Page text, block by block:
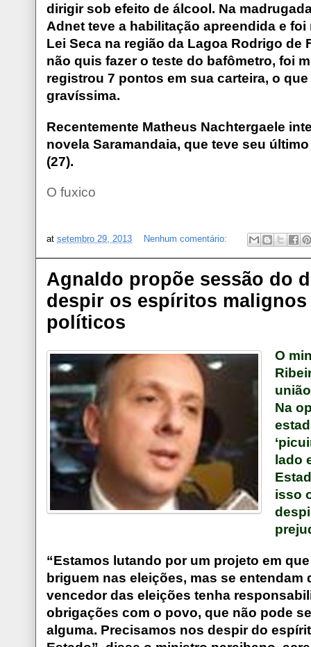
dirigir sob efeito de álcool. Na
Adnet teve a habilitação apreendida e
Lei Seca na região da Lagoa Rodrigo de
não quis fazer o teste do bafômetro, foi
registrou 7 pontos em sua carteira, o
gravíssima.
Recentemente Matheus Nachtergaele
novela Saramandaia, que teve seu
(27).
O fuxico
at setembro 29, 2013 Nenhum comentário:
Agnaldo propõe sessão do
despir os espíritos
políticos
O
Na
lado
isso
“Estamos lutando por um projeto em
briguem nas eleições, mas se entendam
vencedor das eleições tenha
obrigações com o povo, que não pode
alguma. Precisamos nos despir do